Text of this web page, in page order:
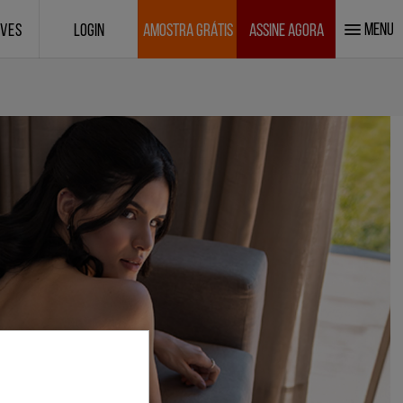
LOGIN AMOSTRA GRÁTIS ASSINE AGORA MENU